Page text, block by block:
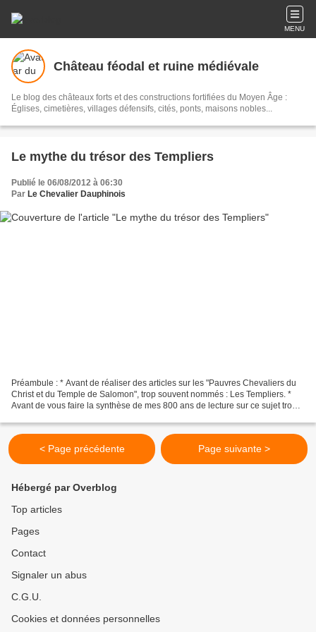
MENU
Château féodal et ruine médiévale
Le blog des châteaux forts et des constructions fortifiées du Moyen Âge :
Églises, cimetières, villages défensifs, cités, ponts, maisons nobles...
Le mythe du trésor des Templiers
Publié le 06/08/2012 à 06:30
Par Le Chevalier Dauphinois
Préambule : * Avant de réaliser des articles sur les "Pauvres Chevaliers du
Christ et du Temple de Salomon", trop souvent nommés : Les Templiers. *
Avant de vous faire la synthèse de mes 800 ans de lecture sur ce sujet trop
< Page précédente Page suivante >
Hébergé par Overblog
Top articles
Pages
Contact
Signaler un abus
C.G.U.
Cookies et données personnelles